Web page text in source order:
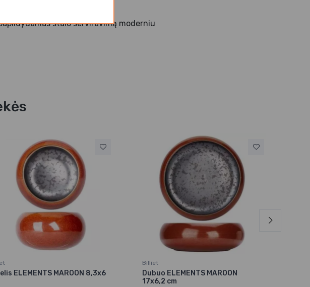
stalo serviravimą moderniu
ELEMENTS MAROON 8,3x6
Billiet
Dubuo ELEMENTS MAROON
17x6,2 cm